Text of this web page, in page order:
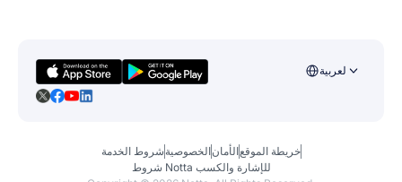
لعربية
شروط الخدمة الخصوصيةالأمانخريطة الموقع
شروط Notta للإشارة والكسب